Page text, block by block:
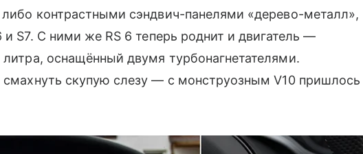
контрастными сэндвич-панелями «дерево-металл»,
S7. С ними же RS 6 теперь роднит и двигатель —
оснащённый двумя турбонагнетателями.
скупую слезу — с монструозным V10 пришлось